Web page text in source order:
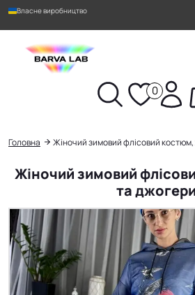
Власне виробництво
0
Пошук
Головна Жіночий зимовий флісовий костюм,
Жіночий зимовий
та джогери